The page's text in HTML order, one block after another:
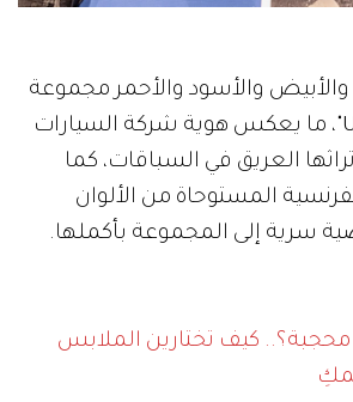
والأبيض والأسود والأحمر مجموعة
"UYN for BUGATTI"، ما يعكس هوية شركة السيارات
العريق في السباقات، كما
المستوحاة من الألوان
سرية إلى المجموعة بأكملها.
كيف تختارين الملابس